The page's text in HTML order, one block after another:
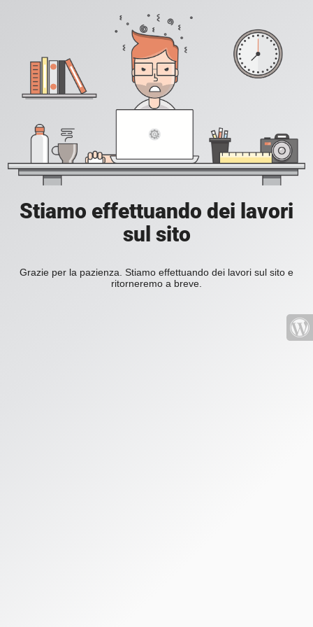
Stiamo effettuando dei lavori
sul sito
Grazie per la pazienza. Stiamo effettuando dei lavori sul sito e
ritorneremo a breve.